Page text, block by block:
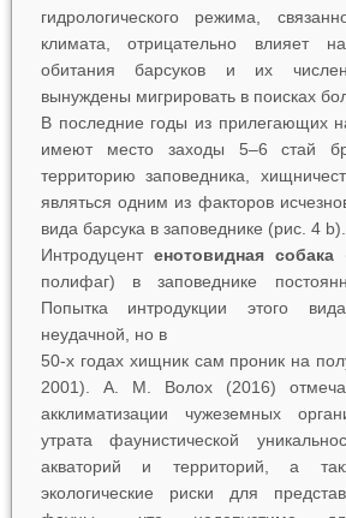
гидрологического режима,
климата, отрицательно влияет
обитания барсуков и их
вынуждены мигрировать в поисках
В последние годы из прилегающих
имеют место заходы 5–6 стай
территорию заповедника,
являться одним из факторов
вида барсука в заповеднике (рис. 4 b).
Интродуцент енотовидная собака
полифаг) в заповеднике
Попытка интродукции этого
неудачной, но в
50-х годах хищник сам проник на
2001). А. М. Волох (2016)
акклиматизации чужеземных
утрата фаунистической
акваторий и территорий, а
экологические риски для